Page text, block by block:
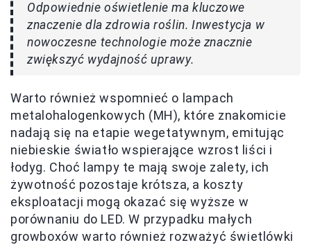
Odpowiednie oświetlenie ma kluczowe
znaczenie dla zdrowia roślin. Inwestycja w
nowoczesne technologie może znacznie
zwiększyć wydajność uprawy.
Warto również wspomnieć o lampach
metalohalogenkowych (MH), które znakomicie
nadają się na etapie wegetatywnym, emitując
niebieskie światło wspierające wzrost liści i
łodyg. Choć lampy te mają swoje zalety, ich
żywotność pozostaje krótsza, a koszty
eksploatacji mogą okazać się wyższe w
porównaniu do LED. W przypadku małych
growboxów warto również rozważyć świetlówki